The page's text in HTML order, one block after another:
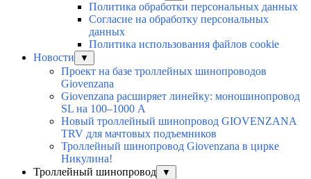
Политика обработки персональных данных
Согласие на обработку персональных
данных
Политика использования файлов cookie
Новости
▼
Проект на базе троллейных шинопроводов
Giovenzana
Giovenzana расширяет линейку: моношинопровод
SL на 100–1000 А
Новый троллейный шинопровод GIOVENZANA
TRV для мачтовых подъемников
Троллейный шинопровод Giovenzana в цирке
Никулина!
Троллейный шинопровод
▼